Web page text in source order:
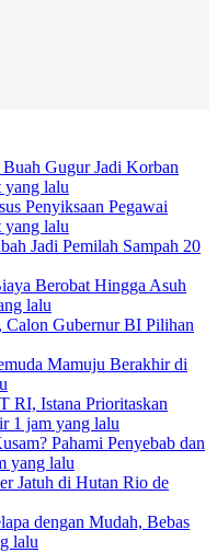
Gugur Jadi Korban
yang lalu
Penyiksaan Pegawai
yang lalu
Jadi Pemilah Sampah 20
Berobat Hingga Asuh
lalu
Calon Gubernur BI Pilihan
Mamuju Berakhir di
RI, Istana Prioritaskan
1 jam yang lalu
Pahami Penyebab dan
yang lalu
Jatuh di Hutan Rio de
dengan Mudah, Bebas
lalu